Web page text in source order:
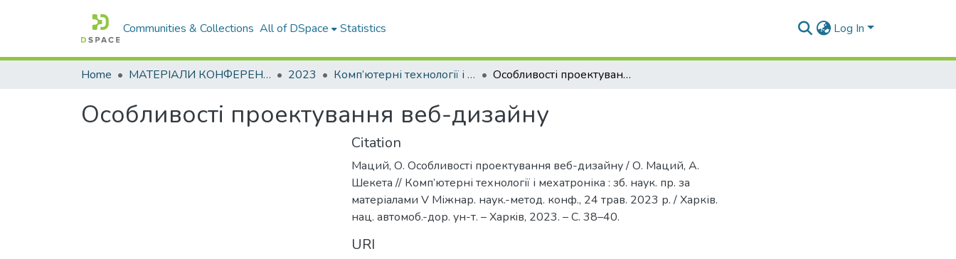
Communities & Collections All of DSpace Statistics Log In
Home МАТЕРІАЛИ КОНФЕРЕНЦІЙ 2023 Комп’ютерні технології і мехатроніка Особливості проектування веб-дизайну
Особливості проектування веб-дизайну
Citation
Маций, О. Особливості проектування веб-дизайну / О. Маций, А.
Шекета // Комп’ютерні технології і мехатроніка : зб. наук. пр. за
матеріалами V Міжнар. наук.-метод. конф., 24 трав. 2023 р. / Харків.
нац. автомоб.-дор. ун-т. – Харкiв, 2023. – С. 38–40.
URI